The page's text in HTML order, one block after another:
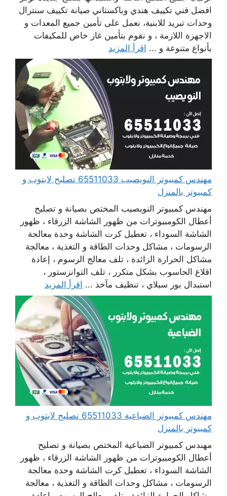
افضل فني تكييف هندي وباكستاني صيانة تكييف سنترال
وحدات تبريد للابنية، نعمل على تأمين جميع المعدات و
الاجهزة اللازمة ، و نقوم بتأمين غاز خاص للمكيفات
بأنواع متنوعة و ... اقرأ المزيد
مهندس كمبيوتر النويصيب 65511033 تصليح لابتوب و
كمبيوتر بالمنزل
مهندس كمبيوتر النويصيب المختص بصيانة و تصليح
أعطال الكومبيوترات من ظهور الشاشة الزرقاء ، ظهور
الشاشة السوداء ، تعطيل كرت الشاشة وحدة معالجة
الرسومات ، مشاكل وحدات الطاقة و التغذية ، معالجة
مشاكل الحرارة الزائدة ، تلف معالج الرسوم ، إعادة
اقلاع الحاسوب بشكل متكرر ، تلف التوانزستور ،
استبدال بور سبلاي ، تنظيف مآخذ ... اقرأ المزيد
مهندس كمبيوتر الضباعية 65511033 تصليح لابتوب و
كمبيوتر بالمنزل
مهندس كمبيوتر الضباعية المختص بصيانة و تصليح
أعطال الكومبيوترات من ظهور الشاشة الزرقاء ، ظهور
الشاشة السوداء ، تعطيل كرت الشاشة وحدة معالجة
الرسومات ، مشاكل وحدات الطاقة و التغذية ، معالجة